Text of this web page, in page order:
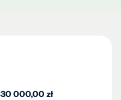
000,00 zł